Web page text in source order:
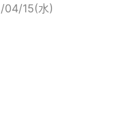
04/15(水)